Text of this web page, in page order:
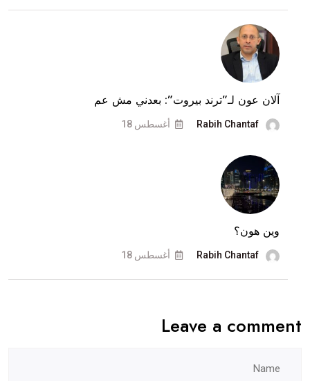
آلان عون لـ”ترند بيروت”: بعدني مش عم
Rabih Chantaf أغسطس 18
وين هون؟
Rabih Chantaf أغسطس 18
Leave a comment